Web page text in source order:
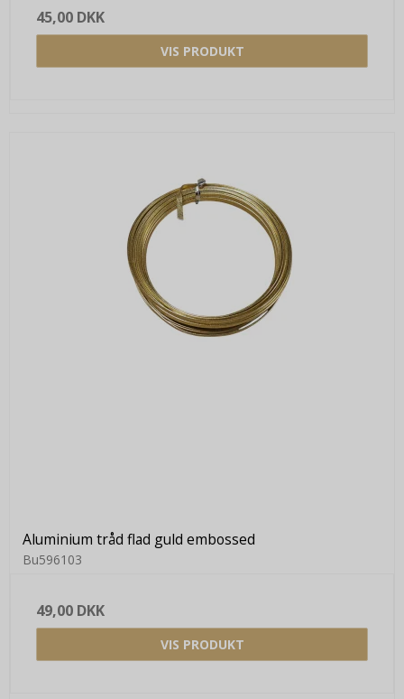
45,00 DKK
VIS PRODUKT
Aluminium tråd flad guld embossed
Bu596103
49,00 DKK
VIS PRODUKT